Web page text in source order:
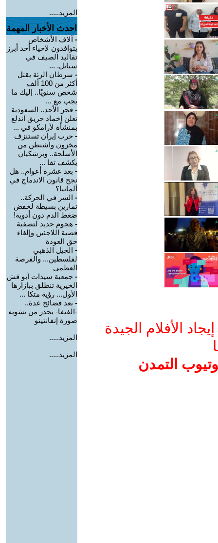
الأفلام الجيدة
التمدن
المزيد.....
احدث الأخبار المهمة
- آلاف الأشخاص
يتوافدون لإحياء أحد أبرز
تقاليد الصيف في
سياتل. ...
- سرطان الرئة يقتل
أكثر من 100 ألف
شخص سنويًا.. إليك ما
يجب مع ...
- فجر الأحد.. السعودية
تعلن إخماد حريق اندلع
بمنشأة لأرامكو في ...
- حرب إيران تستنزف
مخزون واشنطن من
الأسلحة.. وبزشكيان
يكشف تفا ...
- بعد عشرة أعوام.. هل
نجح قانون الاندماج في
ألمانيا؟
- السر في الحركة..
تمارين بسيطة لخفض
ضغط الدم دون أدوية!
- هجوم جديد لتصفية
قضية اللاجئين وإلغاء
حق العودة
- الجيل الذهبي
لفلسطين... والفرصة
العظمى
- جمعية سيدات أبو قش
الخيرية تنطلق ببازارها
الأول... رؤية متكا ...
- بعد فضائح عدة..
-الفيفا- يحذر من تشويه
صورة إنفانتينو
المزيد.....
المزيد.....